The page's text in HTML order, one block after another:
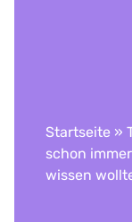
Startseite»
schon
wissen